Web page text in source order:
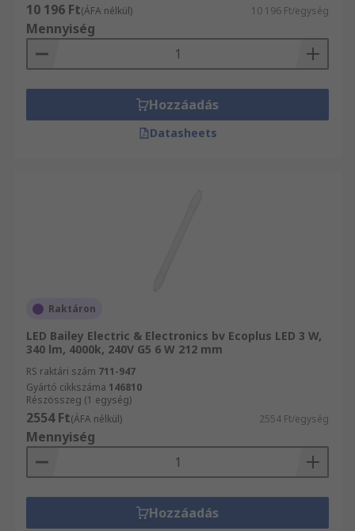
10 196 Ft(ÁFA nélkül) 10 196 Ft/egység
Mennyiség
Hozzáadás
Datasheets
Raktáron
LED Bailey Electric & Electronics bv Ecoplus LED 3 W,
340 lm, 4000k, 240V G5 6 W 212 mm
RS raktári szám 711-947
Gyártó cikkszáma 146810
Részösszeg (1 egység)
2554 Ft(ÁFA nélkül) 2554 Ft/egység
Mennyiség
Hozzáadás